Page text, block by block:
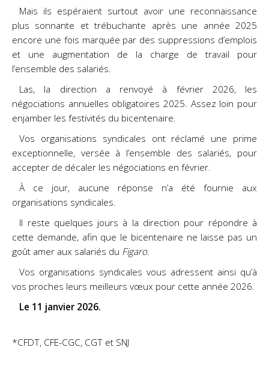
Mais ils espéraient surtout avoir une reconnaissance
plus sonnante et trébuchante après une année 2025
encore une fois marquée par des suppressions d’emplois
et une augmentation de la charge de travail pour
l’ensemble des salariés.
Las, la direction a renvoyé à février 2026, les
négociations annuelles obligatoires 2025. Assez loin pour
enjamber les festivités du bicentenaire.
Vos organisations syndicales ont réclamé une prime
exceptionnelle, versée à l’ensemble des salariés, pour
accepter de décaler les négociations en février.
À ce jour, aucune réponse n’a été fournie aux
organisations syndicales.
Il reste quelques jours à la direction pour répondre à
cette demande, afin que le bicentenaire ne laisse pas un
goût amer aux salariés du Figaro.
Vos organisations syndicales vous adressent ainsi qu’à
vos proches leurs meilleurs vœux pour cette année 2026.
Le 11 janvier 2026.
*CFDT, CFE-CGC, CGT et SNJ